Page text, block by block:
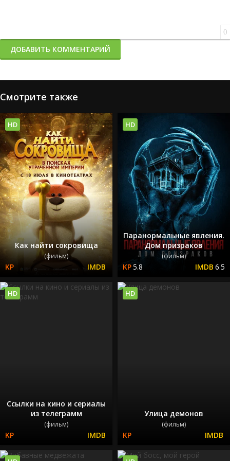
0
ДОБАВИТЬ КОММЕНТАРИЙ
Смотрите также
Как найти сокровища
(фильм)
HD
Паранормальные явления.
Дом призраков
(фильм)
5.8 6.5
HD
Ссылки на кино и сериалы
из телеграмм
(фильм)
HD
Улица демонов
(фильм)
HD